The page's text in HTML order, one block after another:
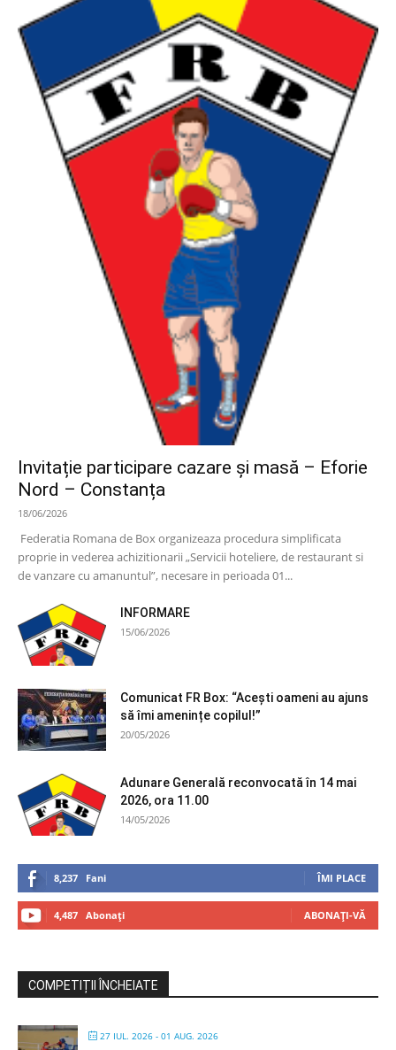
Invitație participare cazare și masă – Eforie
Nord – Constanța
18/06/2026
Federatia Romana de Box organizeaza procedura simplificata
proprie in vederea achizitionarii „Servicii hoteliere, de restaurant si
de vanzare cu amanuntul”, necesare in perioada 01...
INFORMARE
15/06/2026
Comunicat FR Box: “Acești oameni au ajuns
să îmi amenințe copilul!”
20/05/2026
Adunare Generală reconvocată în 14 mai
2026, ora 11.00
14/05/2026
8,237 Fani ÎMI PLACE
4,487 Abonați ABONAȚI-VĂ
COMPETIȚII ÎNCHEIATE
27 IUL. 2026 - 01 AUG. 2026